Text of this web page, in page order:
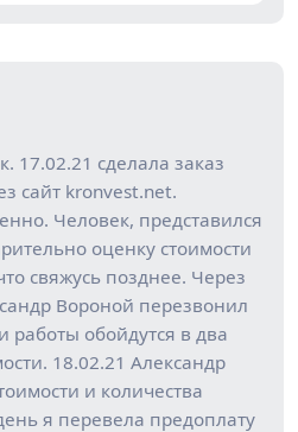
17.02.21 сделала заказ
сайт kronvest.net.
Человек, представился
оценку стоимости
свяжусь позднее. Через
Вороной перезвонил
работы обойдутся в два
18.02.21 Александр
и количества
я перевела предоплату